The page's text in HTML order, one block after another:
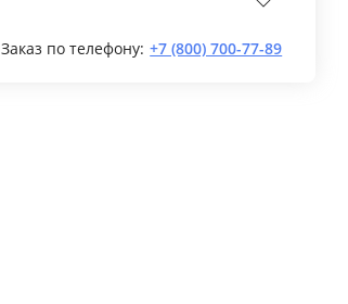
Заказ по телефону: +7 (800) 700-77-89